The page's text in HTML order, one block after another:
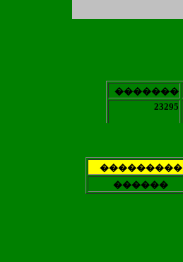
�������
23295
���������
������